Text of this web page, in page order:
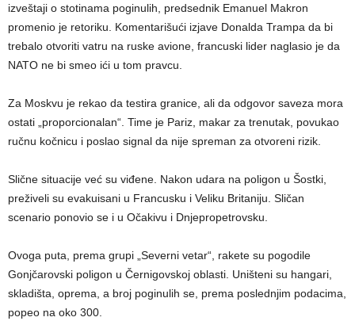
izveštaji o stotinama poginulih, predsednik Emanuel Makron
promenio je retoriku. Komentarišući izjave Donalda Trampa da bi
trebalo otvoriti vatru na ruske avione, francuski lider naglasio je da
NATO ne bi smeo ići u tom pravcu.
Za Moskvu je rekao da testira granice, ali da odgovor saveza mora
ostati „proporcionalan“. Time je Pariz, makar za trenutak, povukao
ručnu kočnicu i poslao signal da nije spreman za otvoreni rizik.
Slične situacije već su viđene. Nakon udara na poligon u Šostki,
preživeli su evakuisani u Francusku i Veliku Britaniju. Sličan
scenario ponovio se i u Očakivu i Dnjepropetrovsku.
Ovoga puta, prema grupi „Severni vetar“, rakete su pogodile
Gonjčarovski poligon u Černigovskoj oblasti. Uništeni su hangari,
skladišta, oprema, a broj poginulih se, prema poslednjim podacima,
popeo na oko 300.